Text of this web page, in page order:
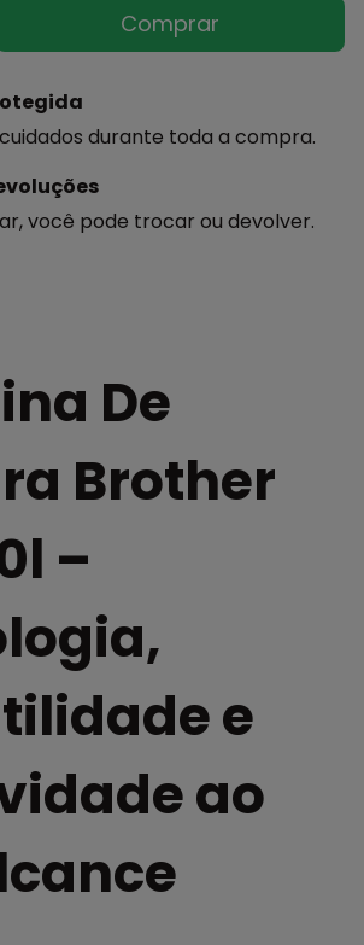
durante toda a compra.
você pode trocar ou devolver.
De
Brother
–
e
ao